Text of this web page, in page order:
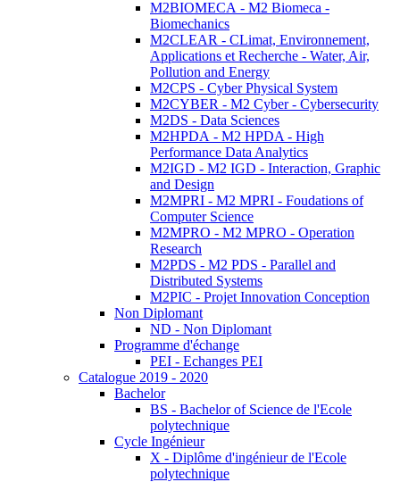
M2BIOMECA - M2 Biomeca -
Biomechanics
M2CLEAR - CLimat, Environnement,
Applications et Recherche - Water, Air,
Pollution and Energy
M2CPS - Cyber Physical System
M2CYBER - M2 Cyber - Cybersecurity
M2DS - Data Sciences
M2HPDA - M2 HPDA - High
Performance Data Analytics
M2IGD - M2 IGD - Interaction, Graphic
and Design
M2MPRI - M2 MPRI - Foudations of
Computer Science
M2MPRO - M2 MPRO - Operation
Research
M2PDS - M2 PDS - Parallel and
Distributed Systems
M2PIC - Projet Innovation Conception
Non Diplomant
ND - Non Diplomant
Programme d'échange
PEI - Echanges PEI
Catalogue 2019 - 2020
Bachelor
BS - Bachelor of Science de l'Ecole
polytechnique
Cycle Ingénieur
X - Diplôme d'ingénieur de l'Ecole
polytechnique